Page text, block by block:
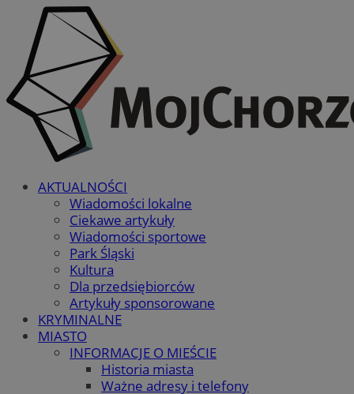
AKTUALNOŚCI
Wiadomości lokalne
Ciekawe artykuły
Wiadomości sportowe
Park Śląski
Kultura
Dla przedsiębiorców
Artykuły sponsorowane
KRYMINALNE
MIASTO
INFORMACJE O MIEŚCIE
Historia miasta
Ważne adresy i telefony